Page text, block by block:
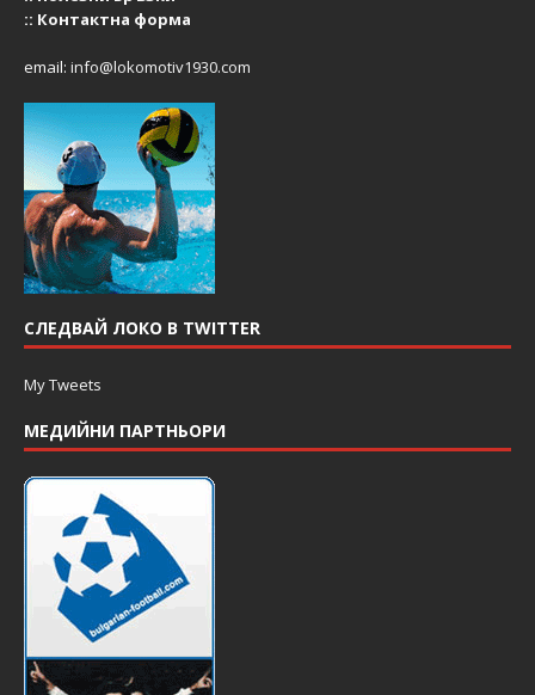
:: Контактна форма
email: info@lokomotiv1930.com
СЛЕДВАЙ ЛОКО В TWITTER
My Tweets
МЕДИЙНИ ПАРТНЬОРИ